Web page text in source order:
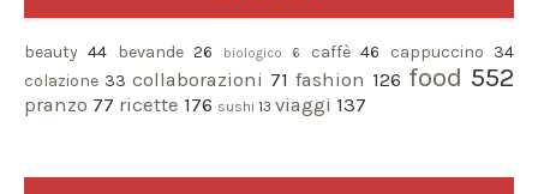
beauty 44 bevande 26 biologico 6 caffè 46 cappuccino 34
colazione 33 collaborazioni 71 fashion 126 food 552
pranzo 77 ricette 176 sushi 13 viaggi 137